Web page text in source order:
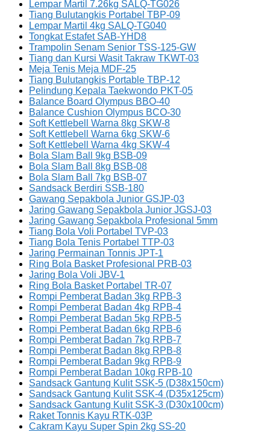
Lempar Martil 7.26kg SALQ-TG026
Tiang Bulutangkis Portabel TBP-09
Lempar Martil 4kg SALQ-TG040
Tongkat Estafet SAB-YHD8
Trampolin Senam Senior TSS-125-GW
Tiang dan Kursi Wasit Takraw TKWT-03
Meja Tenis Meja MDF-25
Tiang Bulutangkis Portable TBP-12
Pelindung Kepala Taekwondo PKT-05
Balance Board Olympus BBO-40
Balance Cushion Olympus BCO-30
Soft Kettlebell Warna 8kg SKW-8
Soft Kettlebell Warna 6kg SKW-6
Soft Kettlebell Warna 4kg SKW-4
Bola Slam Ball 9kg BSB-09
Bola Slam Ball 8kg BSB-08
Bola Slam Ball 7kg BSB-07
Sandsack Berdiri SSB-180
Gawang Sepakbola Junior GSJP-03
Jaring Gawang Sepakbola Junior JGSJ-03
Jaring Gawang Sepakbola Profesional 5mm
Tiang Bola Voli Portabel TVP-03
Tiang Bola Tenis Portabel TTP-03
Jaring Permainan Tonnis JPT-1
Ring Bola Basket Profesional PRB-03
Jaring Bola Voli JBV-1
Ring Bola Basket Portabel TR-07
Rompi Pemberat Badan 3kg RPB-3
Rompi Pemberat Badan 4kg RPB-4
Rompi Pemberat Badan 5kg RPB-5
Rompi Pemberat Badan 6kg RPB-6
Rompi Pemberat Badan 7kg RPB-7
Rompi Pemberat Badan 8kg RPB-8
Rompi Pemberat Badan 9kg RPB-9
Rompi Pemberat Badan 10kg RPB-10
Sandsack Gantung Kulit SSK-5 (D38x150cm)
Sandsack Gantung Kulit SSK-4 (D35x125cm)
Sandsack Gantung Kulit SSK-3 (D30x100cm)
Raket Tonnis Kayu RTK-03P
Cakram Kayu Super Spin 2kg SS-20